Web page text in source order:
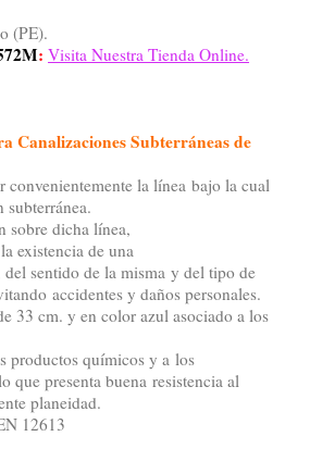
(PE).
: Visita Nuestra Tienda Online.
Canalizaciones Subterráneas de
convenientemente la línea bajo la cual
subterránea.
sobre dicha línea,
existencia de una
del sentido de la misma y del tipo de
accidentes y daños personales.
33 cm. y en color azul asociado a los
productos químicos y a los
que presenta buena resistencia al
planeidad.
12613